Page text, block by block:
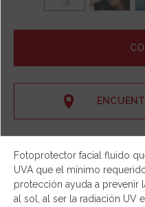
Fotoprotector facial fluido
UVA que el mínimo
protección ayuda a prevenir
al sol, al ser la radiación UV